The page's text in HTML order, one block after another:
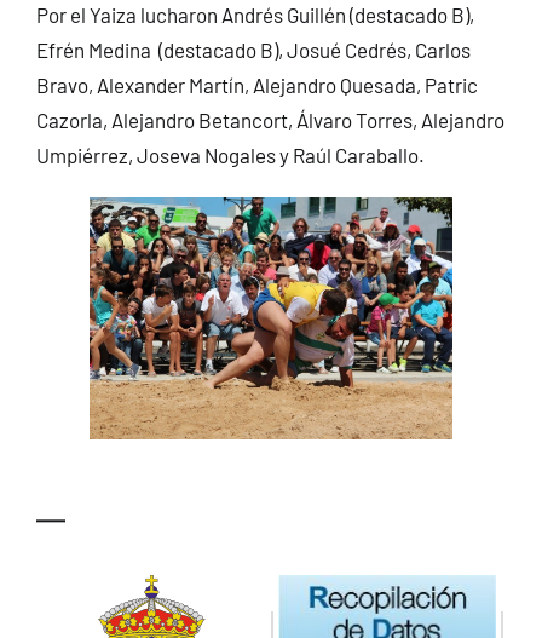
Por el Yaiza lucharon Andrés Guillén (destacado B),
Efrén Medina (destacado B), Josué Cedrés, Carlos
Bravo, Alexander Martín, Alejandro Quesada, Patric
Cazorla, Alejandro Betancort, Álvaro Torres, Alejandro
Umpiérrez, Joseva Nogales y Raúl Caraballo.
—